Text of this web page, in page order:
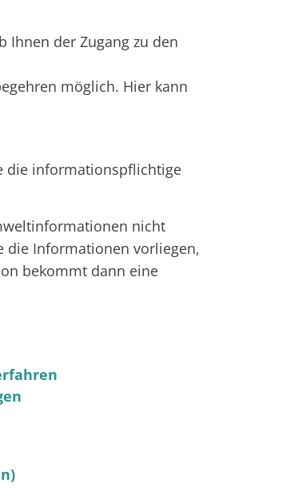
der Zugang zu den
möglich. Hier kann
die informationspflichtige
nicht
die Informationen vorliegen,
bekommt dann eine